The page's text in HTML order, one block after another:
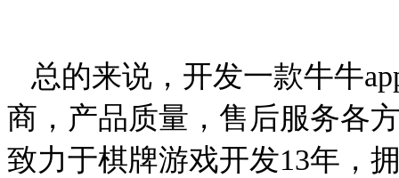
总的来说，开发一款牛牛
商，产品质量，售后服务各
致力于棋牌游戏开发13年，